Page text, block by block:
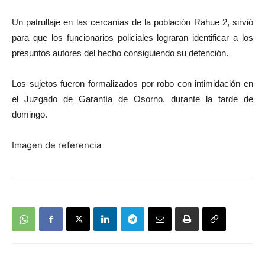
Un patrullaje en las cercanías de la población Rahue 2, sirvió
para que los funcionarios policiales lograran identificar a los
presuntos autores del hecho consiguiendo su detención.
Los sujetos fueron formalizados por robo con intimidación en
el Juzgado de Garantía de Osorno, durante la tarde de
domingo.
Imagen de referencia